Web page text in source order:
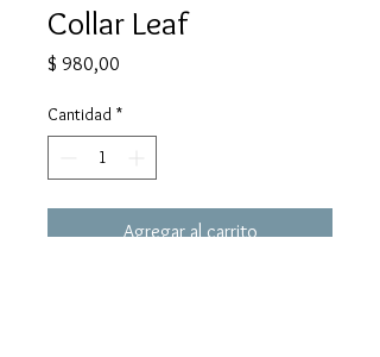
Collar Leaf
$ 980,00
Cantidad *
Agregar al carrito